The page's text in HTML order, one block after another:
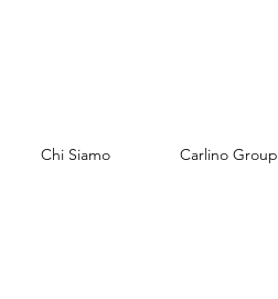
Chi Siamo Carlino Group